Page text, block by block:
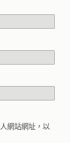
網站網址，以